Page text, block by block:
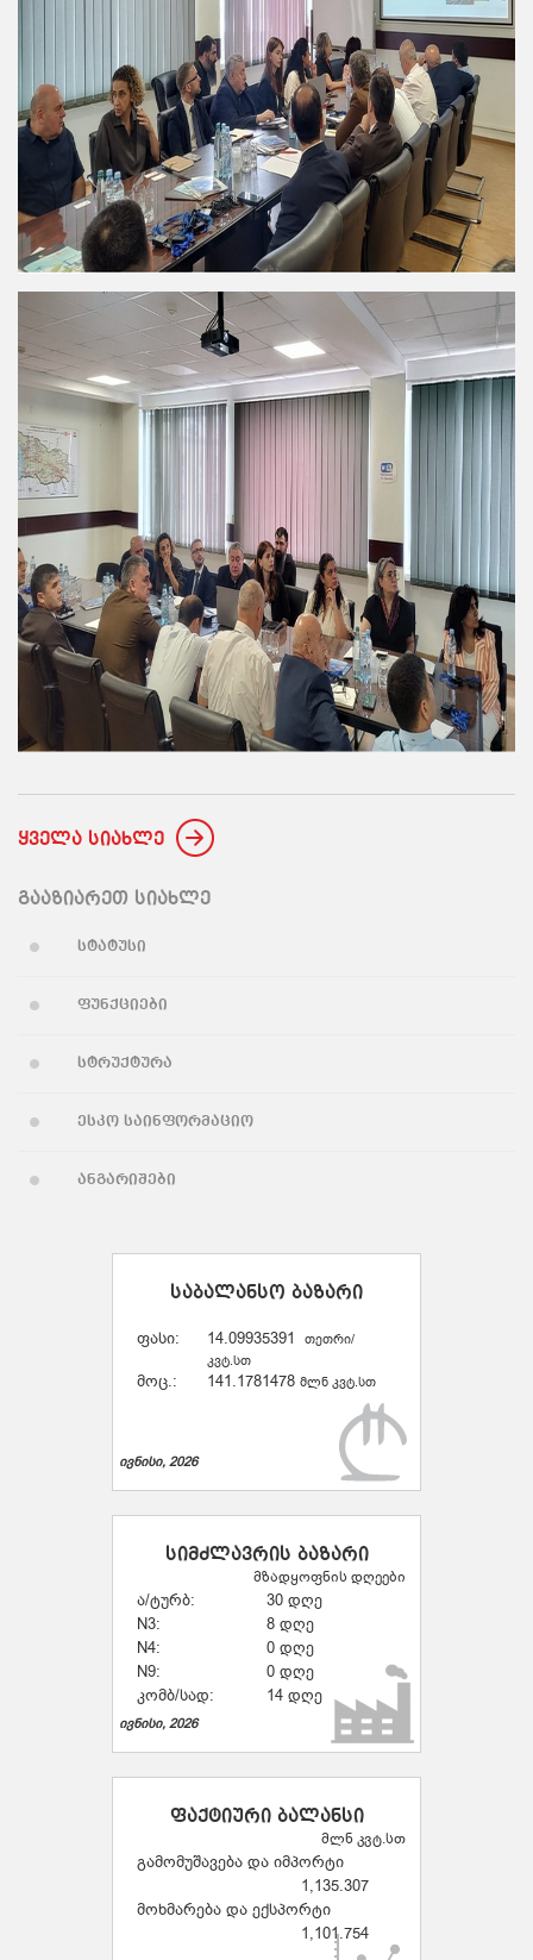
ყველა სიახლე
გააზიარეთ სიახლე
სტატუსი
ფუნქციები
სტრუქტურა
ესკო საინფორმაციო
ანგარიშები
საბალანსო ბაზარი
ფასი: 14.09935391
თეთრი/
კვტ.სთ
მოც.: 141.1781478 მლნ კვტ.სთ
ივნისი, 2026
სიმძლავრის ბაზარი
მზადყოფნის დღეები
ა/ტურბ:
30 დღე
N3:
8 დღე
N4:
0 დღე
N9:
0 დღე
კომბ/სად:
14 დღე
ივნისი, 2026
ფაქტიური ბალანსი
მლნ კვტ.სთ
გამომუშავება და იმპორტი
1,135.307
მოხმარება და ექსპორტი
1,101.754